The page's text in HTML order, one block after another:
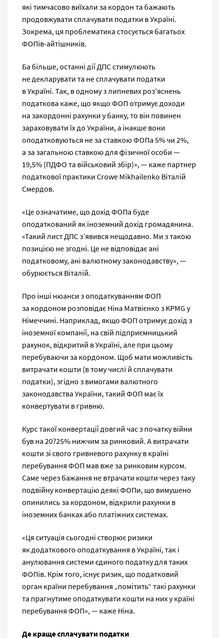
які тимчасово виїхали за кордон та бажають
продовжувати сплачувати податки в Україні.
Зокрема, ця проблематика стосується багатьох
ФОПів-айтішників.
Ба більше, останні дії ДПС стимулюють
не декларувати та не сплачувати податки
в Україні. Так, в одному з липневих роз’яснень
податкова каже, що якщо ФОП отримує доходи
на закордонні рахунки у банку, то він повинен
зараховувати їх до України, а інакше вони
оподатковуються не за ставкою ФОПа 5% чи 2%,
а за загальною ставкою для фізичної особи —
19,5% (ПДФО та військовий збір)», — каже партнер
податкової практики Crowe Mikhailenko Віталій
Смердов.
«Це означатиме, що дохід ФОПа буде
оподаткований як іноземний дохід громадянина.
«Такий лист ДПС з’явився нещодавно. Ми з такою
позицією не згодні. Це не відповідає ані
податковому, ані валютному законодавству», —
обурюється Віталій.
Про інші нюанси з оподаткуванням ФОП
за кордоном розповідає Ніна Матвієнко з KPMG у
Німеччині. Наприклад, якщо ФОП отримує дохід з
іноземної компанії, на свій підприємницький
рахунок, відкритий в Україні, але при цьому
перебуваючи за кордоном. Щоб мати можливість
витрачати кошти (в тому числі й сплачувати
податки), згідно з вимогами валютного
законодавства України, такий ФОП має їх
конвертувати в гривню.
Курс такої конвертації довгий час з початку війни
був на 20?25% нижчим за ринковий. А витрачати
кошти зі свого гривневого рахунку в країні
перебування ФОП мав вже за ринковим курсом.
Саме через бажання не втрачати кошти через таку
подвійну конвертацію деякі ФОПи, що вимушено
опинились за кордоном, відкрили рахунки в
іноземних банках або платіжних системах.
«Ця ситуація сьогодні створює ризики
як додаткового оподаткування в Україні, так і
анулювання системи єдиного податку для таких
ФОПів. Крім того, існує ризик, що податковий
орган країни перебування „помітить“ такі рахунки
та прагнутиме оподаткувати кошти на них у країні
перебування ФОП», — каже Ніна.
Де краще сплачувати податки